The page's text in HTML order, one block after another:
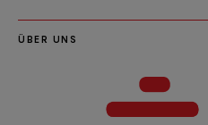
ÜBER UNS